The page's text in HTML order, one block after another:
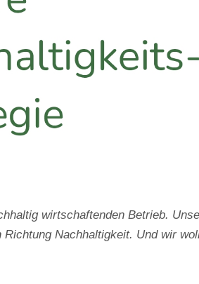
wirtschaftenden Betrieb.
Nachhaltigkeit. Und wir